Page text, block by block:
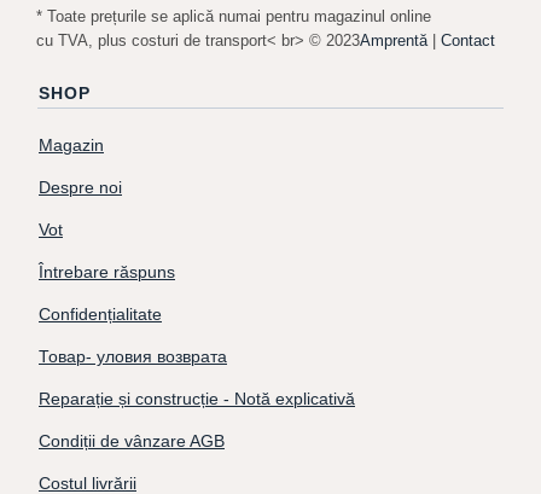
* Toate prețurile se aplică numai pentru magazinul online
cu TVA, plus costuri de transport< br> © 2023Amprentă | Contact
SHOP
Magazin
Despre noi
Vot
Întrebare răspuns
Confidențialitate
Товар- уловия возврата
Reparație și construcție - Notă explicativă
Condiții de vânzare AGB
Costul livrării